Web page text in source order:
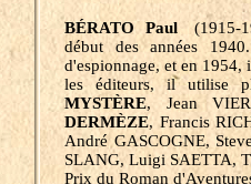
BÉRATO Paul (1915-
début des années
d'espionnage, et en 1954,
les éditeurs, il utilise
MYSTÈRE, Jean
DERMÈZE, Francis
André GASCOGNE,
SLANG, Luigi SAETTA,
Prix du Roman